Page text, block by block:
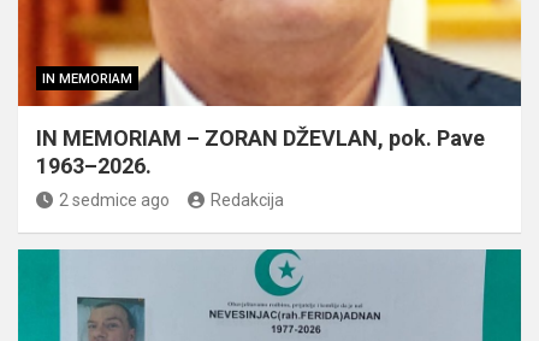
IN MEMORIAM
IN MEMORIAM – ZORAN DŽEVLAN, pok. Pave
1963–2026.
2 sedmice ago Redakcija